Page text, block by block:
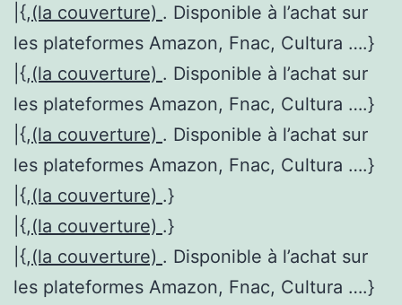
|{,(la couverture) . Disponible à l’achat sur
les plateformes Amazon, Fnac, Cultura ….}
|{,(la couverture) . Disponible à l’achat sur
les plateformes Amazon, Fnac, Cultura ….}
|{,(la couverture) . Disponible à l’achat sur
les plateformes Amazon, Fnac, Cultura ….}
|{,(la couverture) .}
|{,(la couverture) .}
|{,(la couverture) . Disponible à l’achat sur
les plateformes Amazon, Fnac, Cultura ….}